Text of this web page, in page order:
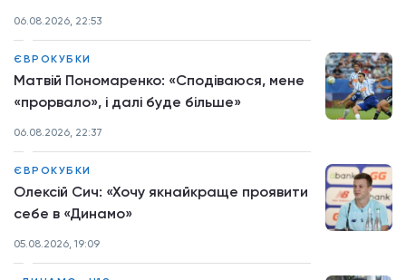
06.08.2026, 22:53
ЄВРОКУБКИ
Матвій Пономаренко: «Сподіваюся, мене
«прорвало», і далі буде більше»
06.08.2026, 22:37
ЄВРОКУБКИ
Олексій Сич: «Хочу якнайкраще проявити
себе в «Динамо»
05.08.2026, 19:09